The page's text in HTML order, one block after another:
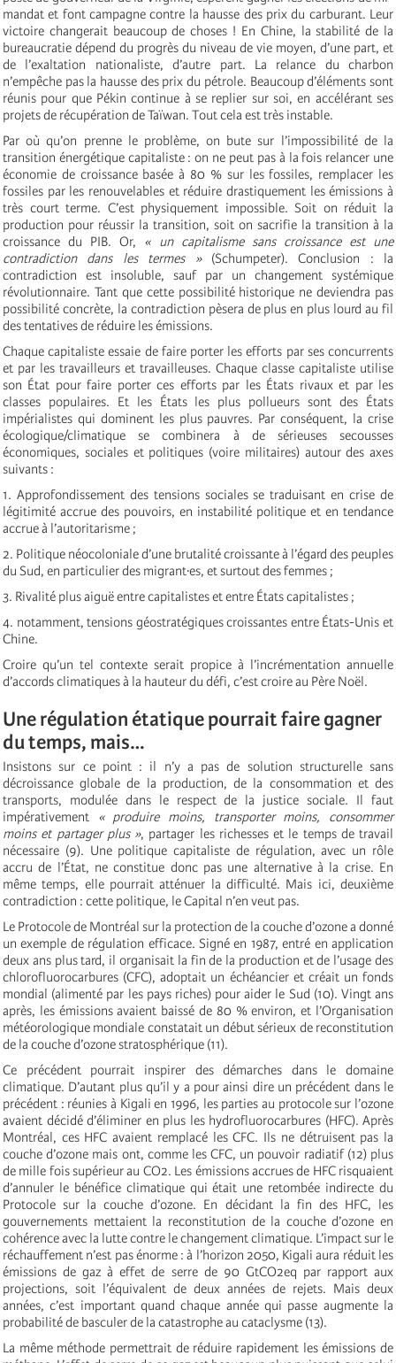
mandat et font campagne contre la hausse des prix du carburant. Leur
victoire changerait beaucoup de choses ! En Chine, la stabilité de la
bureaucratie dépend du progrès du niveau de vie moyen, d’une part, et
de l’exaltation nationaliste, d’autre part. La relance du charbon
n’empêche pas la hausse des prix du pétrole. Beaucoup d’éléments sont
réunis pour que Pékin continue à se replier sur soi, en accélérant ses
projets de récupération de Taïwan. Tout cela est très instable.
Par où qu’on prenne le problème, on bute sur l’impossibilité de la
transition énergétique capitaliste : on ne peut pas à la fois relancer une
économie de croissance basée à 80 % sur les fossiles, remplacer les
fossiles par les renouvelables et réduire drastiquement les émissions à
très court terme. C’est physiquement impossible. Soit on réduit la
production pour réussir la transition, soit on sacrifie la transition à la
croissance du PIB. Or, « un capitalisme sans croissance est une
contradiction dans les termes »(Schumpeter). Conclusion : la
contradiction est insoluble, sauf par un changement systémique
révolutionnaire. Tant que cette possibilité historique ne deviendra pas
possibilité concrète, la contradiction pèsera de plus en plus lourd au fil
des tentatives de réduire les émissions.
Chaque capitaliste essaie de faire porter les efforts par ses concurrents
et par les travailleurs et travailleuses. Chaque classe capitaliste utilise
son État pour faire porter ces efforts par les États rivaux et par les
classes populaires. Et les États les plus pollueurs sont des États
impérialistes qui dominent les plus pauvres. Par conséquent, la crise
écologique/climatique se combinera à de sérieuses secousses
économiques, sociales et politiques (voire militaires) autour des axes
suivants :
1. Approfondissement des tensions sociales se traduisant en crise de
légitimité accrue des pouvoirs, en instabilité politique et en tendance
accrue à l’autoritarisme ;
2. Politique néocoloniale d’une brutalité croissante à l’égard des peuples
du Sud, en particulier des migrant∙es, et surtout des femmes ;
3. Rivalité plus aiguë entre capitalistes et entre États capitalistes ;
4. notamment, tensions géostratégiques croissantes entre États-Unis et
Chine.
Croire qu’un tel contexte serait propice à l’incrémentation annuelle
d’accords climatiques à la hauteur du défi, c’est croire au Père Noël.
Une régulation étatique pourrait faire gagner
du temps, mais…
Insistons sur ce point : il n’y a pas de solution structurelle sans
décroissance globale de la production, de la consommation et des
transports, modulée dans le respect de la justice sociale. Il faut
impérativement « produire moins, transporter moins, consommer
moins et partager plus », partager les richesses et le temps de travail
nécessaire (9). Une politique capitaliste de régulation, avec un rôle
accru de l’État, ne constitue donc pas une alternative à la crise. En
même temps, elle pourrait atténuer la difficulté. Mais ici, deuxième
contradiction : cette politique, le Capital n’en veut pas.
Le Protocole de Montréal sur la protection de la couche d’ozone a donné
un exemple de régulation efficace. Signé en 1987, entré en application
deux ans plus tard, il organisait la fin de la production et de l’usage des
chlorofluorocarbures (CFC), adoptait un échéancier et créait un fonds
mondial (alimenté par les pays riches) pour aider le Sud (10). Vingt ans
après, les émissions avaient baissé de 80 % environ, et l’Organisation
météorologique mondiale constatait un début sérieux de reconstitution
de la couche d’ozone stratosphérique (11).
Ce précédent pourrait inspirer des démarches dans le domaine
climatique. D’autant plus qu’il y a pour ainsi dire un précédent dans le
précédent : réunies à Kigali en 1996, les parties au protocole sur l’ozone
avaient décidé d’éliminer en plus les hydrofluorocarbures (HFC). Après
Montréal, ces HFC avaient remplacé les CFC. Ils ne détruisent pas la
couche d’ozone mais ont, comme les CFC, un pouvoir radiatif (12) plus
de mille fois supérieur au CO2. Les émissions accrues de HFC risquaient
d’annuler le bénéfice climatique qui était une retombée indirecte du
Protocole sur la couche d’ozone. En décidant la fin des HFC, les
gouvernements mettaient la reconstitution de la couche d’ozone en
cohérence avec la lutte contre le changement climatique. L’impact sur le
réchauffement n’est pas énorme : à l’horizon 2050, Kigali aura réduit les
émissions de gaz à effet de serre de 90 GtCO2eq par rapport aux
projections, soit l’équivalent de deux années de rejets. Mais deux
années, c’est important quand chaque année qui passe augmente la
probabilité de basculer de la catastrophe au cataclysme (13).
La même méthode permettrait de réduire rapidement les émissions de